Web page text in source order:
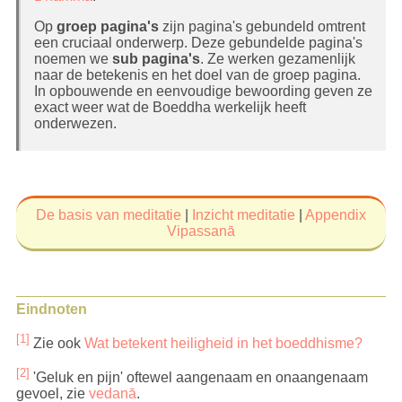
en bewustzijn kan worden vernieuwd. Zo kan
bewustzijn worden getransformeerd in helder
objectief gewaarzijn (sampajañña). Dit is de functie
van bewustzijn.
De stroom van bewustzijn kan worden vergeleken
met het stromen van een rivier. De rivier begint als
op te stromen.
Zo is de onontwikkelde geest (amahaggatacitta
eveneens eerst smal en ondiep. Maar als hij net
gekunsteldheid, kan hij op een natuurlijke en
ongekunstelde manier gestaag breder en dieper
wijzer. Sluiers vanbezoedelingendie voorheen vele
zaken bedekten, zullen op een natuurlijke wijze
Op groep pagina'szijn pagina's gebundeld omtrent
een cruciaal onderwerp. Deze gebundelde pagina's
noemen we sub pagina's. Ze werken gezamenlijk
naar de betekenis en het doel van de groep pagina.
In opbouwende en eenvoudige bewoording geven ze
exact weer wat de Boeddha werkelijk heeft
onderwezen.
De basis van meditatie Inzicht meditatie
Appendix
Vipassanā
Eindnoten
[1] Zie ook Wat betekent heiligheid in het boeddhisme?
[2] 'Geluk en pijn' oftewel aangenaam en onaangenaam
gevoel, zie vedanā.